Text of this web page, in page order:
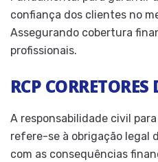
confiança dos clientes no
Assegurando cobertura
profissionais.
RCP CORRETORES
A responsabilidade civil
refere-se à obrigação legal
com as consequências